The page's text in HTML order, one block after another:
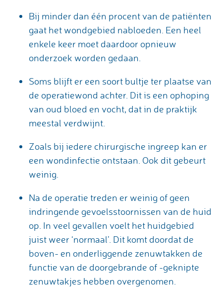
Bij minder dan één procent van de patiënten
gaat het wondgebied nabloeden. Een heel
enkele keer moet daardoor opnieuw
onderzoek worden gedaan.
Soms blijft er een soort bultje ter plaatse van
de operatiewond achter. Dit is een ophoping
van oud bloed en vocht, dat in de praktijk
meestal verdwijnt.
Zoals bij iedere chirurgische ingreep kan er
een wondinfectie ontstaan. Ook dit gebeurt
weinig.
Na de operatie treden er weinig of geen
indringende gevoelsstoornissen van de huid
op. In veel gevallen voelt het huidgebied
juist weer ‘normaal’. Dit komt doordat de
boven- en onderliggende zenuwtakken de
functie van de doorgebrande of -geknipte
zenuwtakjes hebben overgenomen.